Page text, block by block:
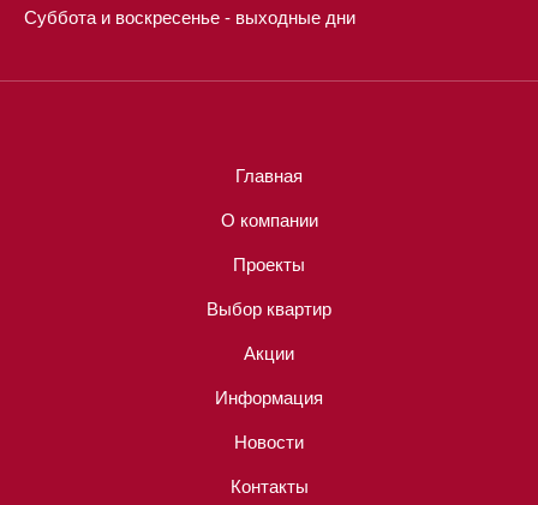
Суббота и воскресенье - выходные дни
Главная
О компании
Проекты
Выбор квартир
Акции
Информация
Новости
Контакты